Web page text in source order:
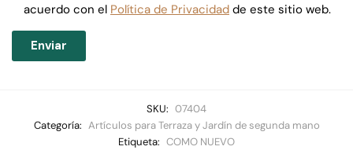
acuerdo con el Política de Privacidad de este sitio web.
SKU: 07404
Categoría: Artículos para Terraza y Jardín de segunda mano
Etiqueta: COMO NUEVO